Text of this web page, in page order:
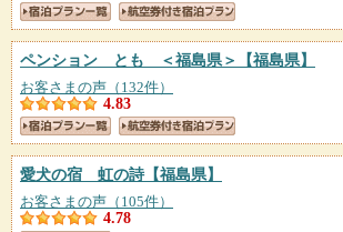
ペンション とも ＜福島県＞ 【福島県】
お客さまの声（132件）
4.83
愛犬の宿 虹の詩【福島県】
お客さまの声（105件）
4.78